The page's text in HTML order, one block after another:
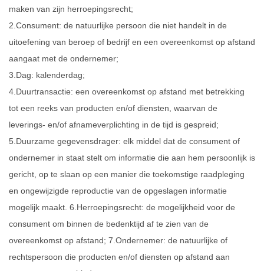
maken van zijn herroepingsrecht;
2.Consument: de natuurlijke persoon die niet handelt in de
uitoefening van beroep of bedrijf en een overeenkomst op afstand
aangaat met de ondernemer;
3.Dag: kalenderdag;
4.Duurtransactie: een overeenkomst op afstand met betrekking
tot een reeks van producten en/of diensten, waarvan de
leverings- en/of afnameverplichting in de tijd is gespreid;
5.Duurzame gegevensdrager: elk middel dat de consument of
ondernemer in staat stelt om informatie die aan hem persoonlijk is
gericht, op te slaan op een manier die toekomstige raadpleging
en ongewijzigde reproductie van de opgeslagen informatie
mogelijk maakt. 6.Herroepingsrecht: de mogelijkheid voor de
consument om binnen de bedenktijd af te zien van de
overeenkomst op afstand; 7.Ondernemer: de natuurlijke of
rechtspersoon die producten en/of diensten op afstand aan